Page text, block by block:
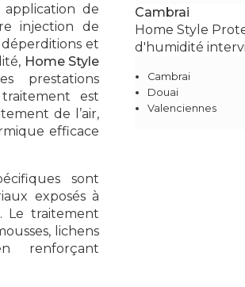
application de
injection de
et
Home Style
prestations
est
de l’air,
efficace
sont
exposés à
Le traitement
lichens
renforçant
Cambrai
Home Style
d'humidité
Cambrai
Douai
Valenciennes